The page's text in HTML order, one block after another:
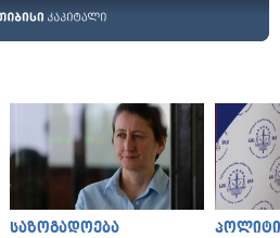
საზოგადოება